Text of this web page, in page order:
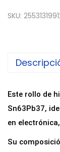
SKU:
Este rollo de
Sn63Pb37,
en
Su